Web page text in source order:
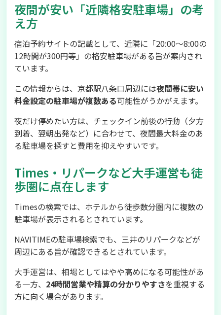
夜間が安い「近隣格安駐車場」の考
え方
宿泊予約サイトの記載として、近隣に「20:00〜8:00の
12時間が300円等」の格安駐車場がある旨が案内され
ています。
この情報からは、京都駅八条口周辺には夜間帯に安い
料金設定の駐車場が複数ある可能性がうかがえます。
夜だけ停めたい方は、チェックイン前後の行動（夕方
到着、翌朝出発など）に合わせて、夜間最大料金のあ
る駐車場を探すと費用を抑えやすいです。
Times・リパークなど大手運営も徒
歩圏に点在します
Timesの検索では、ホテルから徒歩数分圏内に複数の
駐車場が表示されるとされています。
NAVITIMEの駐車場検索でも、三井のリパークなどが
周辺にある旨が確認できるとされています。
大手運営は、相場としてはやや高めになる可能性があ
る一方、 24時間営業や精算の分かりやすさを重視する
方に向く場合があります。